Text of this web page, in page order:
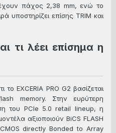
πάχος 2,38 mm, ενώ το
υποστηρίζει επίσης TRIM και
τι λέει επίσημα η
το EXCERIA PRO G2 βασίζεται
memory. Στην ευρύτερη
του PCIe 5.0 retail lineup, η
αξιοποιούν BiCS FLASH
directly Bonded to Array